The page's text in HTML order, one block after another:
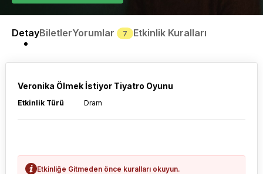
DetayBiletlerYorumlar 7 Etkinlik Kuralları
Veronika Ölmek İstiyor Tiyatro Oyunu
Etkinlik Türü Dram
Etkinliğe Gitmeden önce kuralları okuyun.